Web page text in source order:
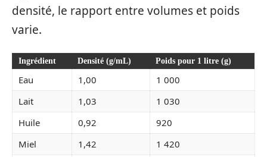
densité, le rapport entre volumes et poids
varie.
Ingrédient Densité (g/mL) Poids pour 1 litre (g)
Eau 1,00
1 000
Lait
1,03
1 030
Huile
0,92
920
Miel
1,42
1 420